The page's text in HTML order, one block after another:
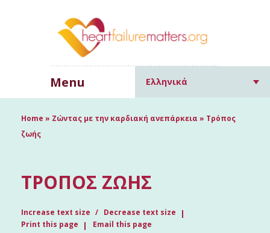
Menu Ελληνικά
Home » Ζώντας με την καρδιακή ανεπάρκεια » Τρόπος
ζωής
ΤΡΌΠΟΣ ΖΩΉΣ
Increase text size
Decrease text size
Print this page
Email this page